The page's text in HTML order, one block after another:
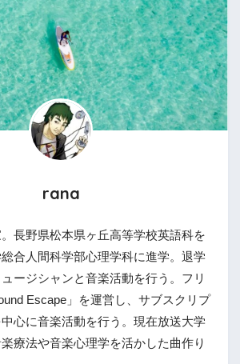
rana
長野県松本県ヶ丘高等学校英語科を
合人間科学部心理学科に進学。退学
ージシャンと音楽活動を行う。フリ
Escape」を運営し、サブスクリプ
心に音楽活動を行う。現在放送大学
療法や音楽心理学を活かした曲作り